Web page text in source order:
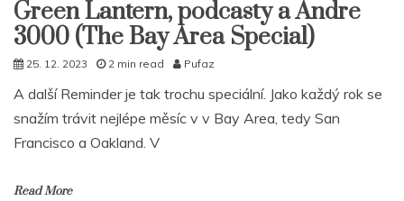
Green Lantern, podcasty a Andre
3000 (The Bay Area Special)
25. 12. 2023 2 min read Pufaz
A další Reminder je tak trochu speciální. Jako každý rok se
snažím trávit nejlépe měsíc v v Bay Area, tedy San
Francisco a Oakland. V
Read More